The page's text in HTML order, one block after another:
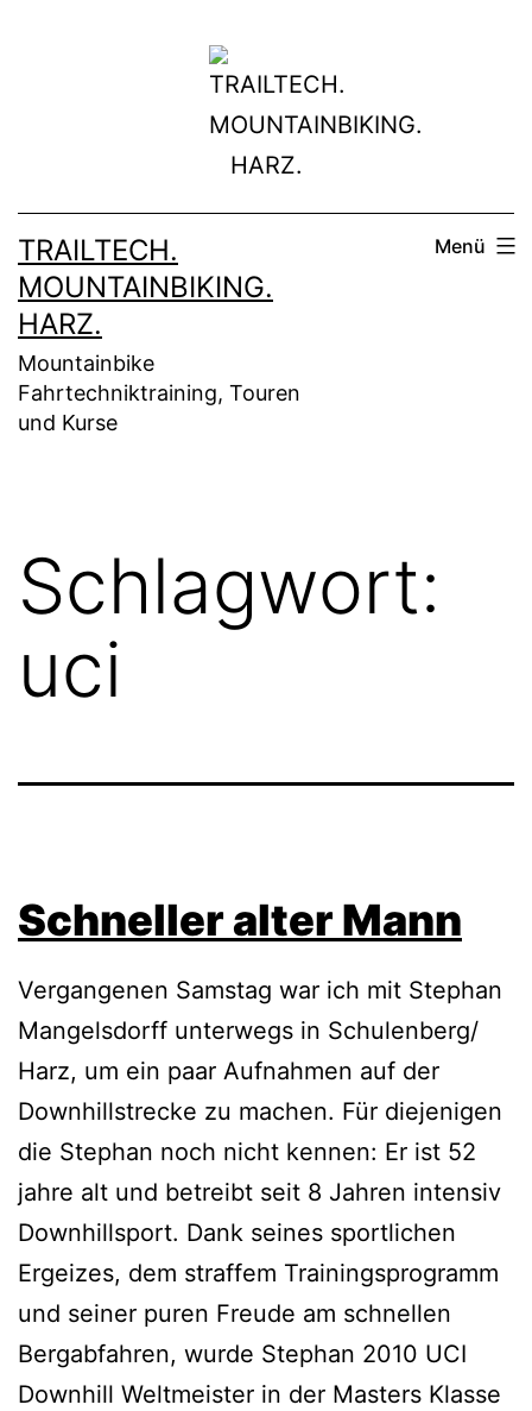
TRAILTECH.
MOUNTAINBIKING.
HARZ.
Mountainbike
Fahrtechniktraining, Touren
und Kurse
Menü
Schlagwort:
uci
Schneller alter Mann
Vergangenen Samstag war ich mit Stephan
Mangelsdorff unterwegs in Schulenberg/
Harz, um ein paar Aufnahmen auf der
Downhillstrecke zu machen. Für diejenigen
die Stephan noch nicht kennen: Er ist 52
jahre alt und betreibt seit 8 Jahren intensiv
Downhillsport. Dank seines sportlichen
Ergeizes, dem straffem Trainingsprogramm
und seiner puren Freude am schnellen
Bergabfahren, wurde Stephan 2010 UCI
Downhill Weltmeister in der Masters Klasse